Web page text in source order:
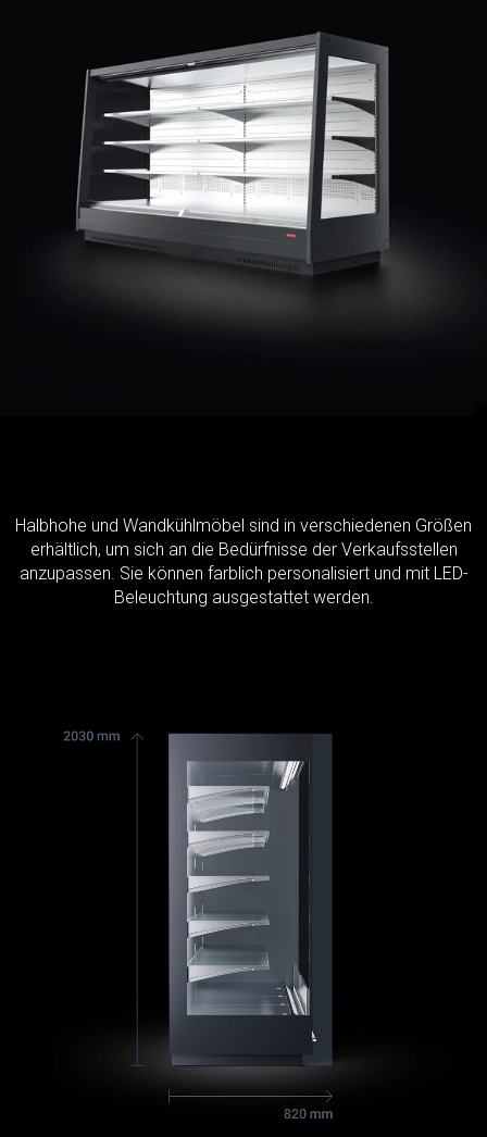
Halbhohe und Wandkühlmöbel sind in verschiedenen Größen
erhältlich, um sich an die Bedürfnisse der Verkaufsstellen
anzupassen. Sie können farblich personalisiert und mit LED-
Beleuchtung ausgestattet werden.